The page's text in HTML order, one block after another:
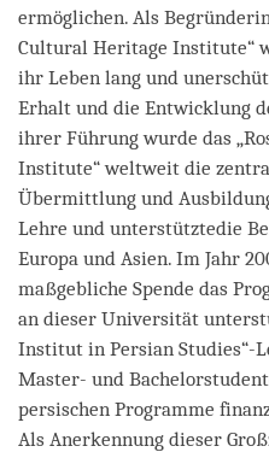
ermöglichen. Als
Cultural Heritage Institute“
ihr Leben lang und
Erhalt und die Entwicklung
ihrer Führung wurde das
Institute“ weltweit die
Übermittlung und
Lehre und unterstütztedie
Europa und Asien. Im Jahr
maßgebliche Spende das
an dieser Universität
Institut in Persian Studies“-
Master- und
persischen Programme
Als Anerkennung dieser